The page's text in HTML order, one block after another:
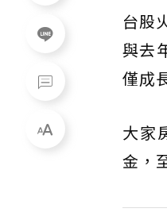
台股
與去
僅成
大家
金，